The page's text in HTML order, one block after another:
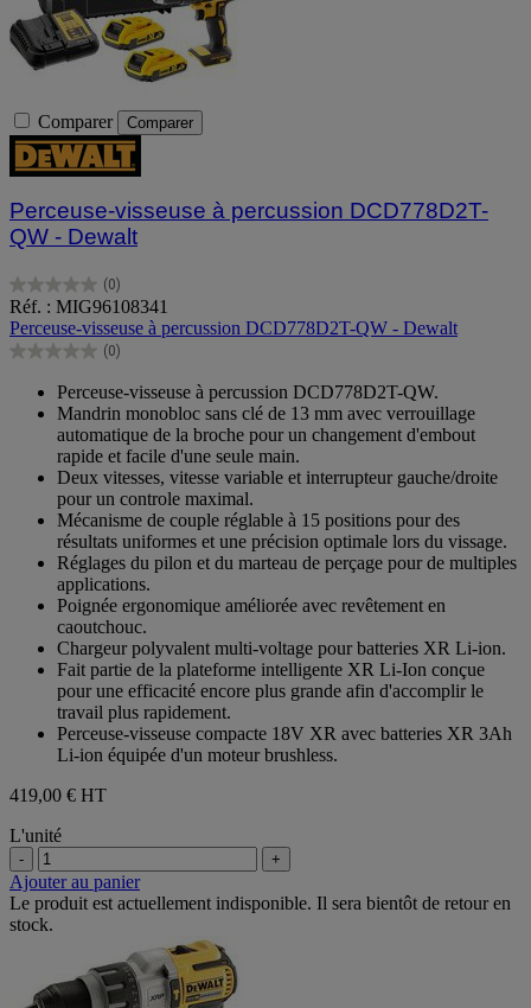
Comparer Comparer
Perceuse-visseuse à percussion DCD778D2T-
QW - Dewalt
(0)
0.0
sur
5
étoiles.
Réf. : MIG96108341
Perceuse-visseuse à percussion DCD778D2T-QW - Dewalt
(0)
0.0
étoiles.
Perceuse-visseuse à percussion DCD778D2T-QW.
Mandrin monobloc sans clé de 13 mm avec verrouillage
automatique de la broche pour un changement d'embout
rapide et facile d'une seule main.
Deux vitesses, vitesse variable et interrupteur gauche/droite
pour un controle maximal.
Mécanisme de couple réglable à 15 positions pour des
résultats uniformes et une précision optimale lors du vissage.
Réglages du pilon et du marteau de perçage pour de multiples
applications.
Poignée ergonomique améliorée avec revêtement en
caoutchouc.
Chargeur polyvalent multi-voltage pour batteries XR Li-ion.
Fait partie de la plateforme intelligente XR Li-Ion conçue
pour une efficacité encore plus grande afin d'accomplir le
travail plus rapidement.
Perceuse-visseuse compacte 18V XR avec batteries XR 3Ah
Li-ion équipée d'un moteur brushless.
419,00 € HT
L'unité
- +
Ajouter au panier
Le produit est actuellement indisponible. Il sera bientôt de retour en
stock.